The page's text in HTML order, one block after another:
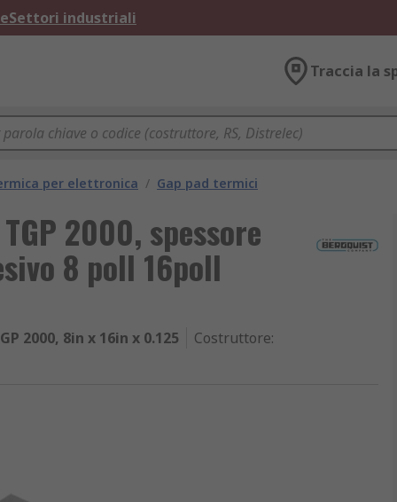
Settori industriali
Traccia la
per elettronica / Gap pad termici
2000, spessore
8 poll 16poll
2000, 8in x 16in x 0.125 Costruttore: